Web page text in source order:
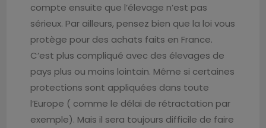
compte ensuite que l’élevage n’est pas
sérieux. Par ailleurs, pensez bien que la loi vous
protège pour des achats faits en France.
C’est plus compliqué avec des élevages de
pays plus ou moins lointain. Même si certaines
protections sont appliquées dans toute
l’Europe ( comme le délai de rétractation par
exemple). Mais il sera toujours difficile de faire